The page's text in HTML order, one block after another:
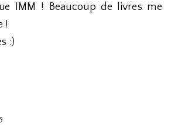
IMM ! Beaucoup de livres me
!
:)